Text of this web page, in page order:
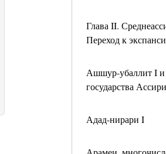
Глава II.
Переход к
Ашшур-убаллит I и
государства
Адад-нирари I